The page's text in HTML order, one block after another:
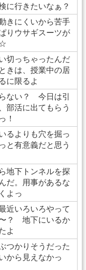
に行きたいなぁ？
きにくいから苦手
りウサギスーツが
切っちゃったんだ
きは、授業中の居
に限るよ
ない？ 今日は引
部活に出てもらう
！
るよりも穴を掘っ
と有意義だと思う
地下トンネルを探
だ。用事があるな
よっ
近いろいろやって
？ 地下にいるか
よ
つかりそうだった
から見えなかっ